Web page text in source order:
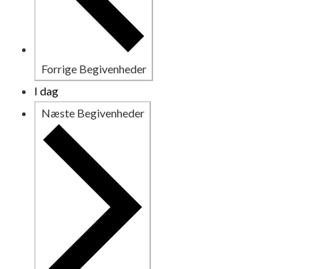
Forrige Begivenheder
I dag
Næste Begivenheder